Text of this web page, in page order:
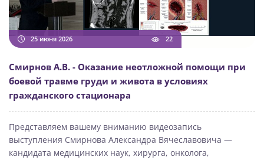
25 июня 2026 22
Смирнов А.В. - Оказание неотложной помощи при
боевой травме груди и живота в условиях
гражданского стационара
Представляем вашему вниманию видеозапись
выступления Смирнова Александра Вячеславовича —
кандидата медицинских наук, хирурга, онколога,